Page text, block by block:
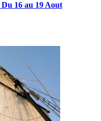
16 au 19 Aout